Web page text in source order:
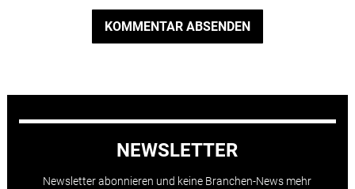
KOMMENTAR ABSENDEN
NEWSLETTER
Newsletter abonnieren und keine Branchen-News mehr